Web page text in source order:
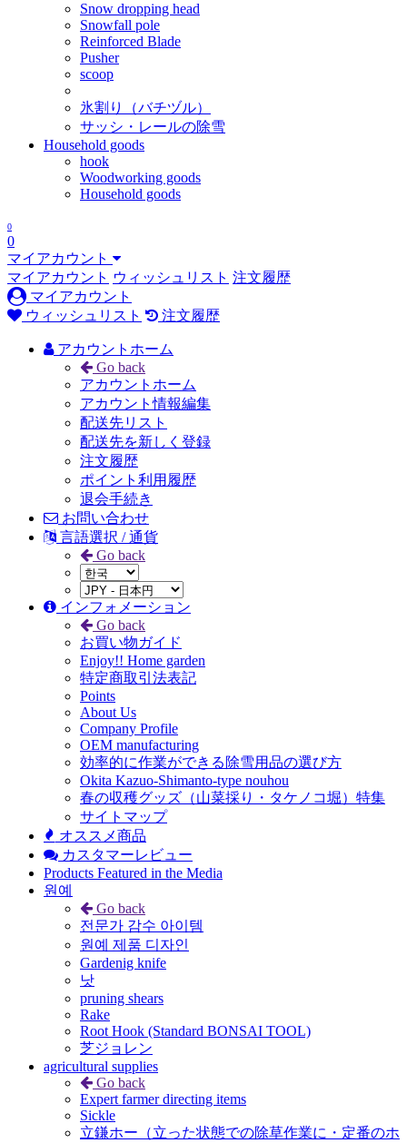
Snow dropping head
Snowfall pole
Reinforced Blade
Pusher
scoop
氷割り（バチヅル）
サッシ・レールの除雪
Household goods
hook
Woodworking goods
Household goods
0
0
マイアカウント
マイアカウント ウィッシュリスト 注文履歴
マイアカウント
ウィッシュリスト
注文履歴
アカウントホーム
Go back
アカウントホーム
アカウント情報編集
配送先リスト
配送先を新しく登録
注文履歴
ポイント利用履歴
退会手続き
お問い合わせ
言語選択 / 通貨
Go back
インフォメーション
Go back
お買い物ガイド
Enjoy!! Home garden
特定商取引法表記
Points
About Us
Company Profile
OEM manufacturing
効率的に作業ができる除雪用品の選び方
Okita Kazuo-Shimanto-type nouhou
春の収穫グッズ（山菜採り・タケノコ堀）特集
サイトマップ
オススメ商品
カスタマーレビュー
Products Featured in the Media
원예
Go back
전문가 감수 아이템
원예 제품 디자인
Gardenig knife
낫
pruning shears
Rake
Root Hook (Standard BONSAI TOOL)
芝ジョレン
agricultural supplies
Go back
Expert farmer directing items
Sickle
立鎌ホー（立った状態での除草作業に・定番のホ